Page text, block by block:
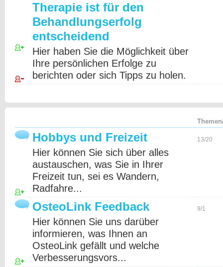
Therapie ist für den
Behandlungserfolg
entscheidend
Hier haben Sie die Möglichkeit über
Ihre persönlichen Erfolge zu
berichten oder sich Tipps zu holen.
Hobbys und Freizeit
Hier können Sie sich über alles
austauschen, was Sie in Ihrer
Freizeit tun, sei es Wandern,
Radfahre...
13/20
OsteoLink Feedback
Hier können Sie uns darüber
informieren, was Ihnen an
OsteoLink gefällt und welche
Verbesserungsvors...
9/1